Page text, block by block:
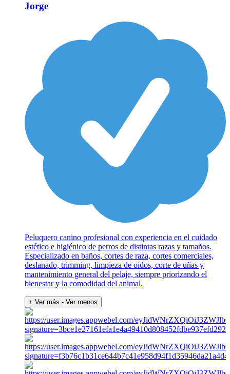
Jorge
Peluquero canino profesional con experiencia en el cuidado
estético e higiénico de perros de distintas razas y tamaños.
Especializado en baños, cortes de raza, cortes comerciales,
deslanado, trimming, limpieza de oídos, corte de uñas y
mantenimiento general del pelaje, siempre priorizando el
bienestar y la comodidad del animal.
+ Ver más - Ver menos